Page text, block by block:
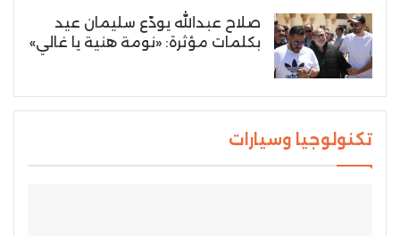
صلاح عبدالله يودّع سليمان عيد
بكلمات مؤثرة: «نومة هنية يا غالي»
تكنولوجيا وسيارات